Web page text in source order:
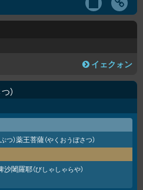
イェクォン
つ）薬王菩薩（やくおうぼさつ）
沙闍羅耶（びしゃしゃらや）